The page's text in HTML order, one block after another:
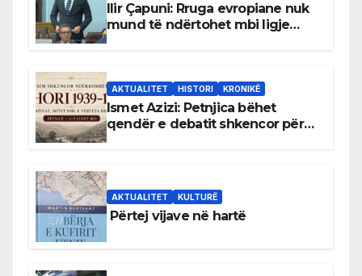
Ilir Çapuni: Rruga evropiane nuk
mund të ndërtohet mbi ligje
AKTUALITET HISTORI KRONIKË
Ismet Azizi: Petnjica bëhet
qendër e debatit shkencor për
AKTUALITET KULTURË
Përtej vijave në hartë